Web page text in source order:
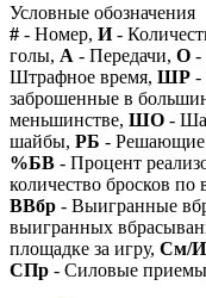
Условные обозначения
# - Номер, И-
голы, А - Передачи, О -
Штрафное время, ШР -
заброшенные в
меньшинстве, ШО -
шайбы, РБ - Решающие
%БВ - Процент
количество бросков по
ВВбр - Выигранные
выигранных
площадке за игру, См/И
СПр - Силовые